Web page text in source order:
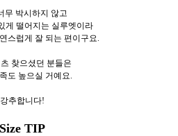
무 박시하지 않고
게 떨어지는 실루엣이라
스럽게 잘 되는 편이구요.
찾으셨던 분들은
도 높으실 거예요.
강추합니다!
Size TIP